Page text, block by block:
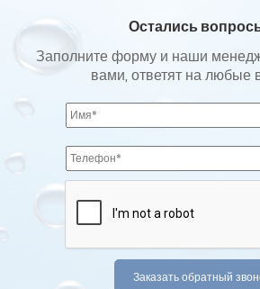
Остались
Заполните форму и наши
вами, ответят на любые